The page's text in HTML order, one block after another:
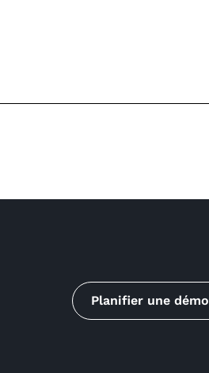
Planifier une démo